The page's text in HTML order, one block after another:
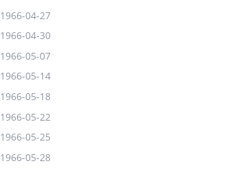
1966-04-27
1966-04-30
1966-05-07
1966-05-14
1966-05-18
1966-05-22
1966-05-25
1966-05-28